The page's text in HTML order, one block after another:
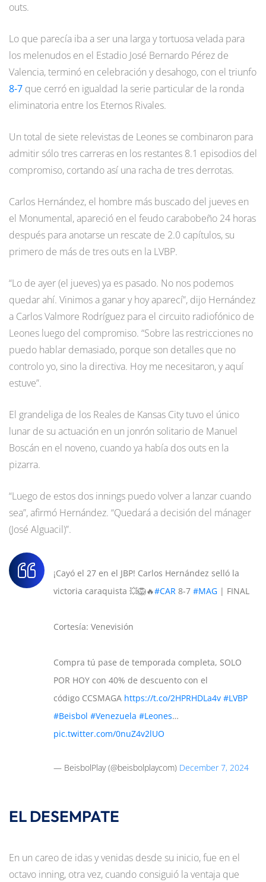
outs.
Lo que parecía iba a ser una larga y tortuosa velada para
los melenudos en el Estadio José Bernardo Pérez de
Valencia, terminó en celebración y desahogo, con el triunfo
8-7 que cerró en igualdad la serie particular de la ronda
eliminatoria entre los Eternos Rivales.
Un total de siete relevistas de Leones se combinaron para
admitir sólo tres carreras en los restantes 8.1 episodios del
compromiso, cortando así una racha de tres derrotas.
Carlos Hernández, el hombre más buscado del jueves en
el Monumental, apareció en el feudo carabobeño 24 horas
después para anotarse un rescate de 2.0 capítulos, su
primero de más de tres outs en la LVBP.
“Lo de ayer (el jueves) ya es pasado. No nos podemos
quedar ahí. Vinimos a ganar y hoy aparecí”, dijo Hernández
a Carlos Valmore Rodríguez para el circuito radiofónico de
Leones luego del compromiso. “Sobre las restricciones no
puedo hablar demasiado, porque son detalles que no
controlo yo, sino la directiva. Hoy me necesitaron, y aquí
estuve”.
El grandeliga de los Reales de Kansas City tuvo el único
lunar de su actuación en un jonrón solitario de Manuel
Boscán en el noveno, cuando ya había dos outs en la
pizarra.
“Luego de estos dos innings puedo volver a lanzar cuando
sea”, afirmó Hernández. “Quedará a decisión del mánager
(José Alguacil)”.
¡Cayó el 27 en el JBP! Carlos Hernández selló la
victoria caraquista 💥🦁🔥#CAR 8-7 #MAG | FINAL
Cortesía: Venevisión
Compra tú pase de temporada completa, SOLO
POR HOY con 40% de descuento con el
código CCSMAGA https://t.co/2HPRHDLa4v #LVBP
#Beisbol #Venezuela #Leones…
pic.twitter.com/0nuZ4v2lUO
— BeisbolPlay (@beisbolplaycom) December 7, 2024
EL DESEMPATE
En un careo de idas y venidas desde su inicio, fue en el
octavo inning, otra vez, cuando consiguió la ventaja que